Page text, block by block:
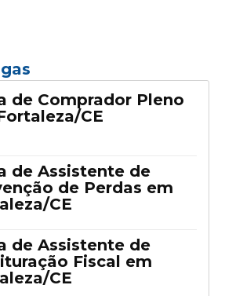
de Comprador Pleno
CE
de Assistente de
de Perdas em
CE
de Assistente de
Fiscal em
CE